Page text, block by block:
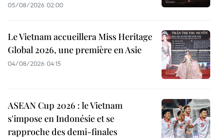
05/08/2026 02:00
Le Vietnam accueillera Miss Heritage
Global 2026, une première en Asie
04/08/2026 04:15
ASEAN Cup 2026 : le Vietnam
s'impose en Indonésie et se
rapproche des demi-finales